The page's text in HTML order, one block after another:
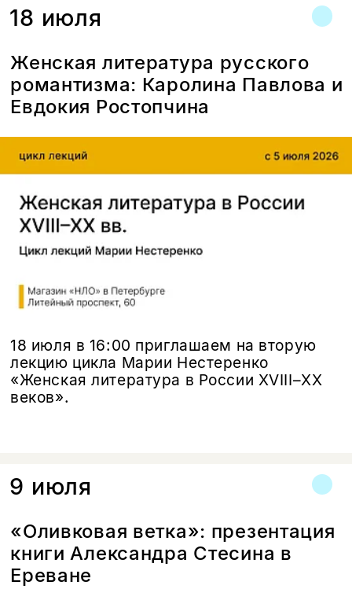
18 июля
Женская литература русского
романтизма: Каролина Павлова и
Евдокия Ростопчина
18 июля в 16:00 приглашаем на вторую
лекцию цикла Марии Нестеренко
«Женская литература в России XVIII–XX
веков».
9 июля
«Оливковая ветка»: презентация
книги Александра Стесина в
Ереване